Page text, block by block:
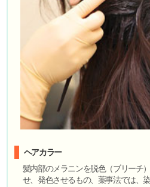
ヘアカラー
髪内部のメラニンを脱色（ブリーチ
せ、発色させるもの、薬事法では、